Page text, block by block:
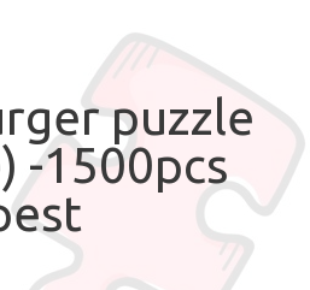
puzzle
-1500pcs